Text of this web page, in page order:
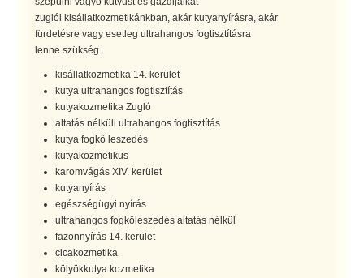
zuglói kisállatkozmetikánkban, akár kutyanyírásra, akár
fürdetésre vagy esetleg ultrahangos fogtisztításra
lenne szükség.
kisállatkozmetika 14. kerület
kutya ultrahangos fogtisztítás
kutyakozmetika Zugló
altatás nélküli ultrahangos fogtisztítás
kutya fogkő leszedés
kutyakozmetikus
karomvágás XIV. kerület
kutyanyírás
egészségügyi nyírás
ultrahangos fogkőleszedés altatás nélkül
fazonnyírás 14. kerület
cicakozmetika
kölyökkutya kozmetika